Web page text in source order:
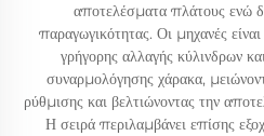
αποτελέσματα πλάτους ενώ
παραγωγικότητας. Οι μηχανές
γρήγορης αλλαγής κύλινδρων
συναρμολόγησης χάρακα,
ρύθμισης και βελτιώνοντας την
Η σειρά περιλαμβάνει επίσης